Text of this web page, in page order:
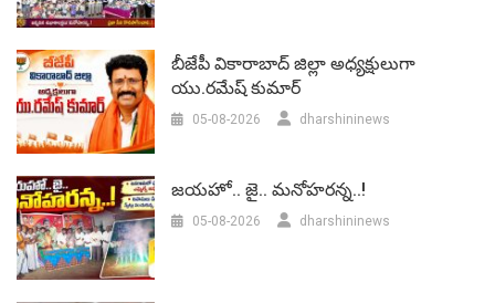
బీజేపీ వికారాబాద్‌ జిల్లా అధ్యక్షులుగా
యు.రమేష్‌ కుమార్
05-08-2026 dharshininews
జయహో.. జై.. మనోహరన్న..!
05-08-2026 dharshininews